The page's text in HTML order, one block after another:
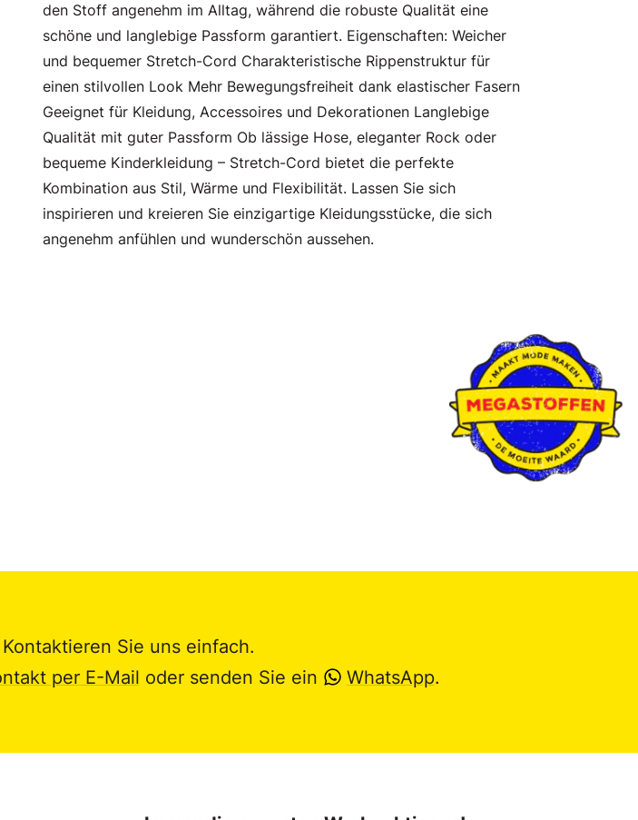
den Stoff angenehm im Alltag, während die robuste Qualität eine
schöne und langlebige Passform garantiert. Eigenschaften: Weicher
und bequemer Stretch-Cord Charakteristische Rippenstruktur für
einen stilvollen Look Mehr Bewegungsfreiheit dank elastischer Fasern
Geeignet für Kleidung, Accessoires und Dekorationen Langlebige
Qualität mit guter Passform Ob lässige Hose, eleganter Rock oder
bequeme Kinderkleidung – Stretch-Cord bietet die perfekte
Kombination aus Stil, Wärme und Flexibilität. Lassen Sie sich
inspirieren und kreieren Sie einzigartige Kleidungsstücke, die sich
angenehm anfühlen und wunderschön aussehen.
Sie uns einfach.
per E-Mail oder senden Sie ein WhatsApp.